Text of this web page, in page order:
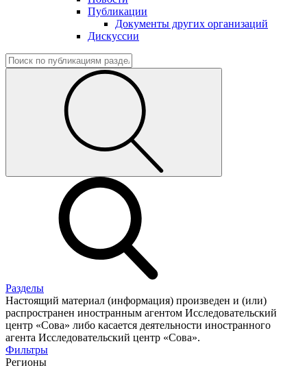
Публикации
Документы других организаций
Дискуссии
Разделы
Настоящий материал (информация) произведен и (или)
распространен иностранным агентом Исследовательский
центр «Сова» либо касается деятельности иностранного
агента Исследовательский центр «Сова».
Фильтры
Регионы